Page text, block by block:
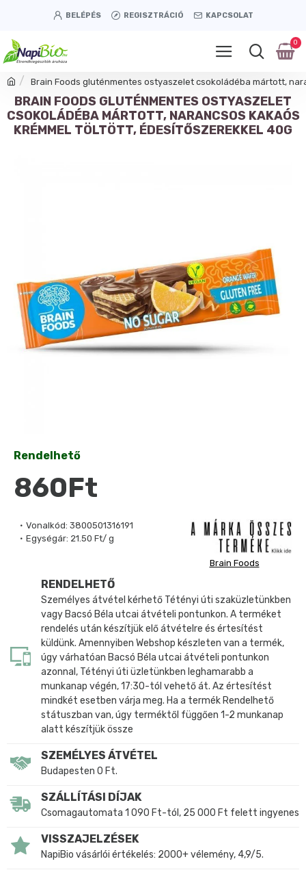
BELÉPÉS REGISZTRÁCIÓ KAPCSOLAT
0
Brain Foods gluténmentes ostyaszelet csokoládéba mártott,
BRAIN FOODS GLUTÉNMENTES OSTYASZELET
CSOKOLÁDÉBA MÁRTOTT, NARANCSOS KAKAÓS
KRÉMMEL TÖLTÖTT, ÉDESÍTŐSZEREKKEL 40G
Vonalkód: 3800501316191
Egységár: 21.50 Ft/ g
Brain Foods
Rendelhető
860Ft
RENDELHETŐ
Személyes átvétel kérhető Tétényi úti szaküzletünkben
vagy Bacsó Béla utcai átvételi pontunkon. A terméket
rendelés után készítjük elő átvételre és értesítést
küldünk. Amennyiben Webshop készleten van a termék,
úgy várhatóan Bacsó Béla utcai átvételi pontunkon
azonnal, Tétényi úti üzletünkben leghamarabb a
munkanap végén, 17:30-tól vehető át. Az értesítést
mindkét esetben várja meg. Ha a termék Rendelhető
státuszban van, úgy terméktől függően 1-2 munkanap
alatt készítjük össze
SZEMÉLYES ÁTVÉTEL
Budapesten 0 Ft.
SZÁLLÍTÁSI DÍJAK
Csomagautomata 1 090 Ft-tól, 25 000 Ft felett ingyenes
VISSZAJELZÉSEK
NapiBio vásárlói értékelés: 2000+ vélemény, 4,9/5.